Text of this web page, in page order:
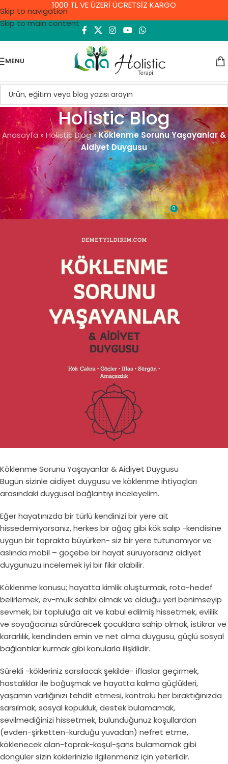
Skip to navigation
Skip to main content
1000 TL VE ÜZERİ ÜCRETSİZ KARGO
MENU
Holistic Blog
Anasayfa»Holistic Blog»Köklenme Sorunu Yaşayanlar &
Aidiyet Duygusu
GENEL
Köklenme Sorunu Yaşayanlar &
Aidiyet Duygusu
Demet YıldırımOn 10 Eylül 2021 0
Köklenme Sorunu Yaşayanlar & Aidiyet Duygusu
Bugün sizinle aidiyet duygusu ve köklenme ihtiyaçları
arasındaki duygusal bağlantıyı inceleyelim.
Eğer hayatınızda bir türlü kendinizi bir yere ait
hissedemiyorsanız, herkes bir ağaç gibi kök salıp -kendisine
uygun bir toprakta büyürken- siz bir yere tutunamıyor ve
aslında mobil – göçebe bir hayat sürüyorsanız aidiyet
duygunuzu incelemek iyi bir fikir olabilir.
Köklenme konusu; hayatta kimlik oluşturmak, rota-hedef
belirlemek, ev-mülk sahibi olmak ve olduğu yeri benimseyip
sevmek, bir topluluğa ait ve kabul edilmiş hissetmek, evlilik
ve soyağacınızı sürdürecek çocuklara sahip olmak, istikrar ve
kararlılık, kendinden emin ve net olma duygusu, güçlü sosyal
bağlantılar kurmak gibi konularla ilişkilidir.
Sürekli -kökleriniz sarsılacak şekilde- iflaslar geçirmek,
hastalıklar ile boğuşmak ve hayatta kalma güçlükleri,
yaşamın varlığınızı tehdit etmesi, kontrolü her bıraktığınızda
sarsılmak, sosyal kopukluk, destek bulamamak,
sevilmediğinizi hissetmek, bulunduğunuz koşullardan
(evden-şirketten-kurduğu yuvadan) nefret etme,
köklenecek alan-toprak-koşul-şans bulamamak gibi
döngüler sizin köklerinizle ilgilenmeniz için yeterlidir.